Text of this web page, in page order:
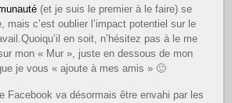
(et je suis le premier à le faire) se
mais c’est oublier l’impact potentiel sur le
en soit, n’hésitez pas à le me
mon « Mur », juste en dessous de mon
je vous « ajoute à mes amis » 🙂
Facebook va désormais être envahi par les